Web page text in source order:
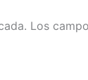
Los